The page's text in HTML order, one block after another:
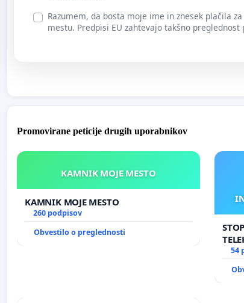
Razumem, da bosta moje ime in znesek plačila
mestu. Predpisi EU zahtevajo takšno
Promovirane peticije drugih uporabnikov
KAMNIK MOJE MESTO
KAMNIK MOJE MESTO
260 podpisov
Obvestilo o preglednosti
54